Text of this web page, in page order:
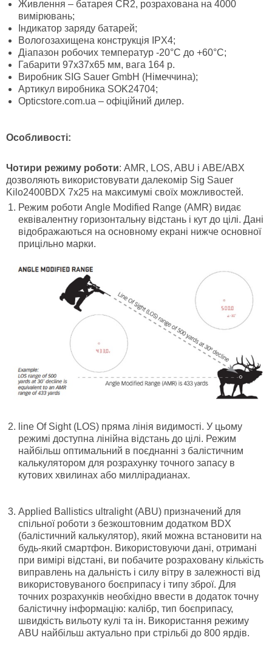
Живлення – батарея CR2, розрахована на 4000
вимірювань;
Індикатор заряду батарей;
Вологозахищена конструкція IPX4;
Діапазон робочих температур -20°C до +60°C;
Габарити 97х37х65 мм, вага 164 р.
Виробник SIG Sauer GmbH (Німеччина);
Артикул виробника SOK24704;
Opticstore.com.ua – офіційний дилер.
Особливості:
Чотири режиму роботи: AMR, LOS, ABU і ABE/ABX
дозволяють використовувати далекомір Sig Sauer
Kilo2400BDX 7x25 на максимумі своїх можливостей.
Режим роботи Angle Modified Range (AMR) видає
еквівалентну горизонтальну відстань і кут до цілі. Дані
відображаються на основному екрані нижче основної
прицільно марки.
line Of Sight (LOS) пряма лінія видимості. У цьому
режимі доступна лінійна відстань до цілі. Режим
найбільш оптимальний в поєднанні з балістичним
калькулятором для розрахунку точного запасу в
кутових хвилинах або миллірадианах.
Applied Ballistics ultralight (ABU) призначений для
спільної роботи з безкоштовним додатком BDX
(балістичний калькулятор), який можна встановити на
будь-який смартфон. Використовуючи дані, отримані
при вимірі відстані, ви побачите розраховану кількість
виправлень на дальність і силу вітру в залежності від
використовуваного боєприпасу і типу зброї. Для
точних розрахунків необхідно ввести в додаток точну
балістичну інформацію: калібр, тип боєприпасу,
швидкість вильоту кулі та ін. Використання режиму
ABU найбільш актуально при стрільбі до 800 ярдів.